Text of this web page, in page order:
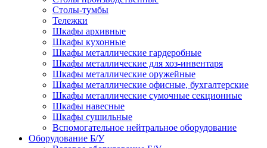
Столы-тумбы
Тележки
Шкафы архивные
Шкафы кухонные
Шкафы металлические гардеробные
Шкафы металлические для хоз-инвентаря
Шкафы металлические оружейные
Шкафы металлические офисные, бухгалтерские
Шкафы металлические сумочные секционные
Шкафы навесные
Шкафы сушильные
Вспомогательное нейтральное оборудование
Оборудование Б/У